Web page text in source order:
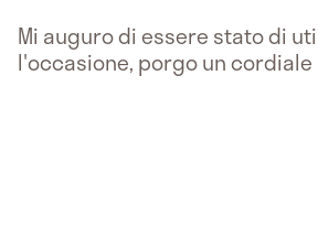
Mi auguro di essere stato di
l'occasione, porgo un cordiale